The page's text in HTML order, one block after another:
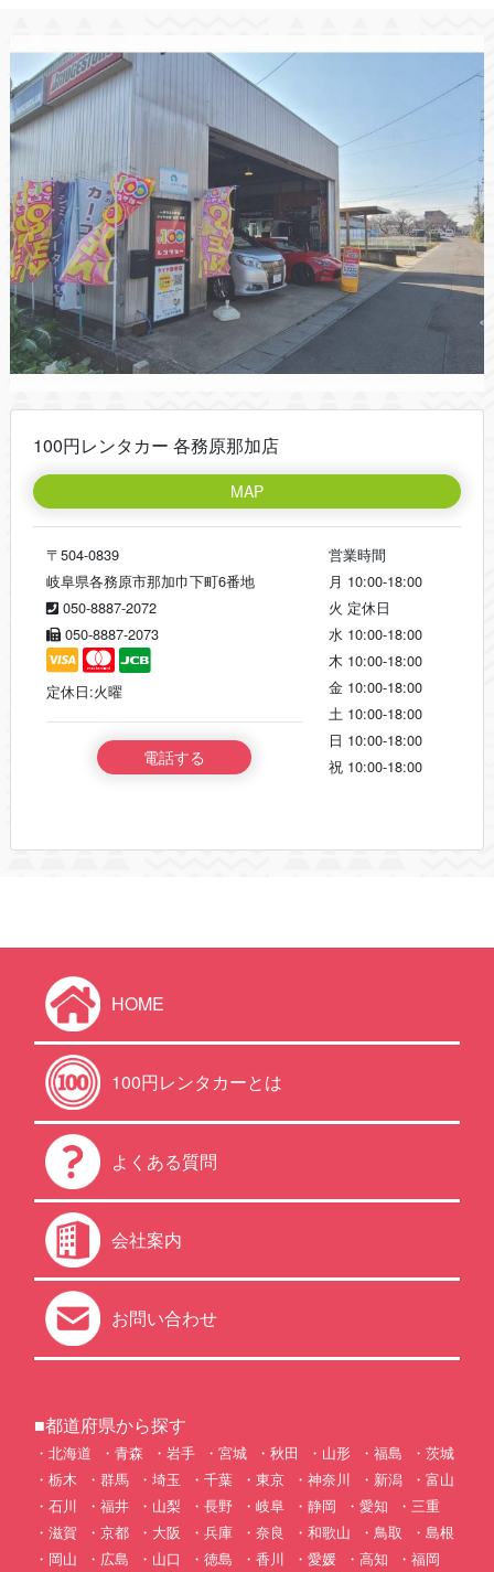
100円レンタカー 各務原那加店
MAP
〒504-0839
岐阜県各務原市那加巾下町6番地
050-8887-2072
050-8887-2073
定休日:火曜
電話する
営業時間
月 10:00-18:00
火 定休日
水 10:00-18:00
木 10:00-18:00
金 10:00-18:00
土 10:00-18:00
日 10:00-18:00
祝 10:00-18:00
HOME
100円レンタカーとは
よくある質問
会社案内
お問い合わせ
■都道府県から探す
北海道 青森 岩手 宮城 秋田 山形 福島
茨城
栃木
群馬 埼玉 千葉 東京 神奈川 新潟
富山
石川
福井 山梨 長野 岐阜 静岡 愛知
三重
滋賀
京都 大阪 兵庫 奈良 和歌山 鳥取
島根
岡山
広島 山口 徳島 香川 愛媛 高知
福岡